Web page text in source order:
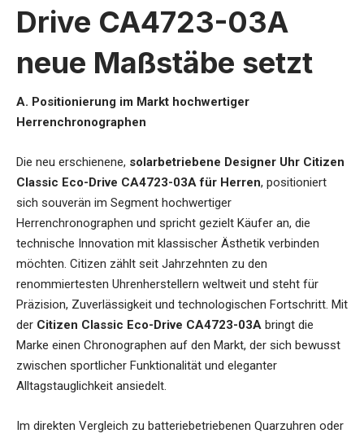
Drive CA4723-03A
neue Maßstäbe setzt
A. Positionierung im Markt hochwertiger
Herrenchronographen
Die neu erschienene, solarbetriebene Designer Uhr Citizen
Classic Eco-Drive CA4723-03A für Herren, positioniert
sich souverän im Segment hochwertiger
Herrenchronographen und spricht gezielt Käufer an, die
technische Innovation mit klassischer Ästhetik verbinden
möchten. Citizen zählt seit Jahrzehnten zu den
renommiertesten Uhrenherstellern weltweit und steht für
Präzision, Zuverlässigkeit und technologischen Fortschritt. Mit
der Citizen Classic Eco-Drive CA4723-03A bringt die
Marke einen Chronographen auf den Markt, der sich bewusst
zwischen sportlicher Funktionalität und eleganter
Alltagstauglichkeit ansiedelt.
Im direkten Vergleich zu batteriebetriebenen Quarzuhren oder